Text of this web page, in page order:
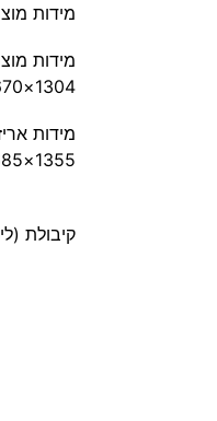
מידות
מידות
1304×670×830mm
מידות
1355×685×885mm
קיבולת